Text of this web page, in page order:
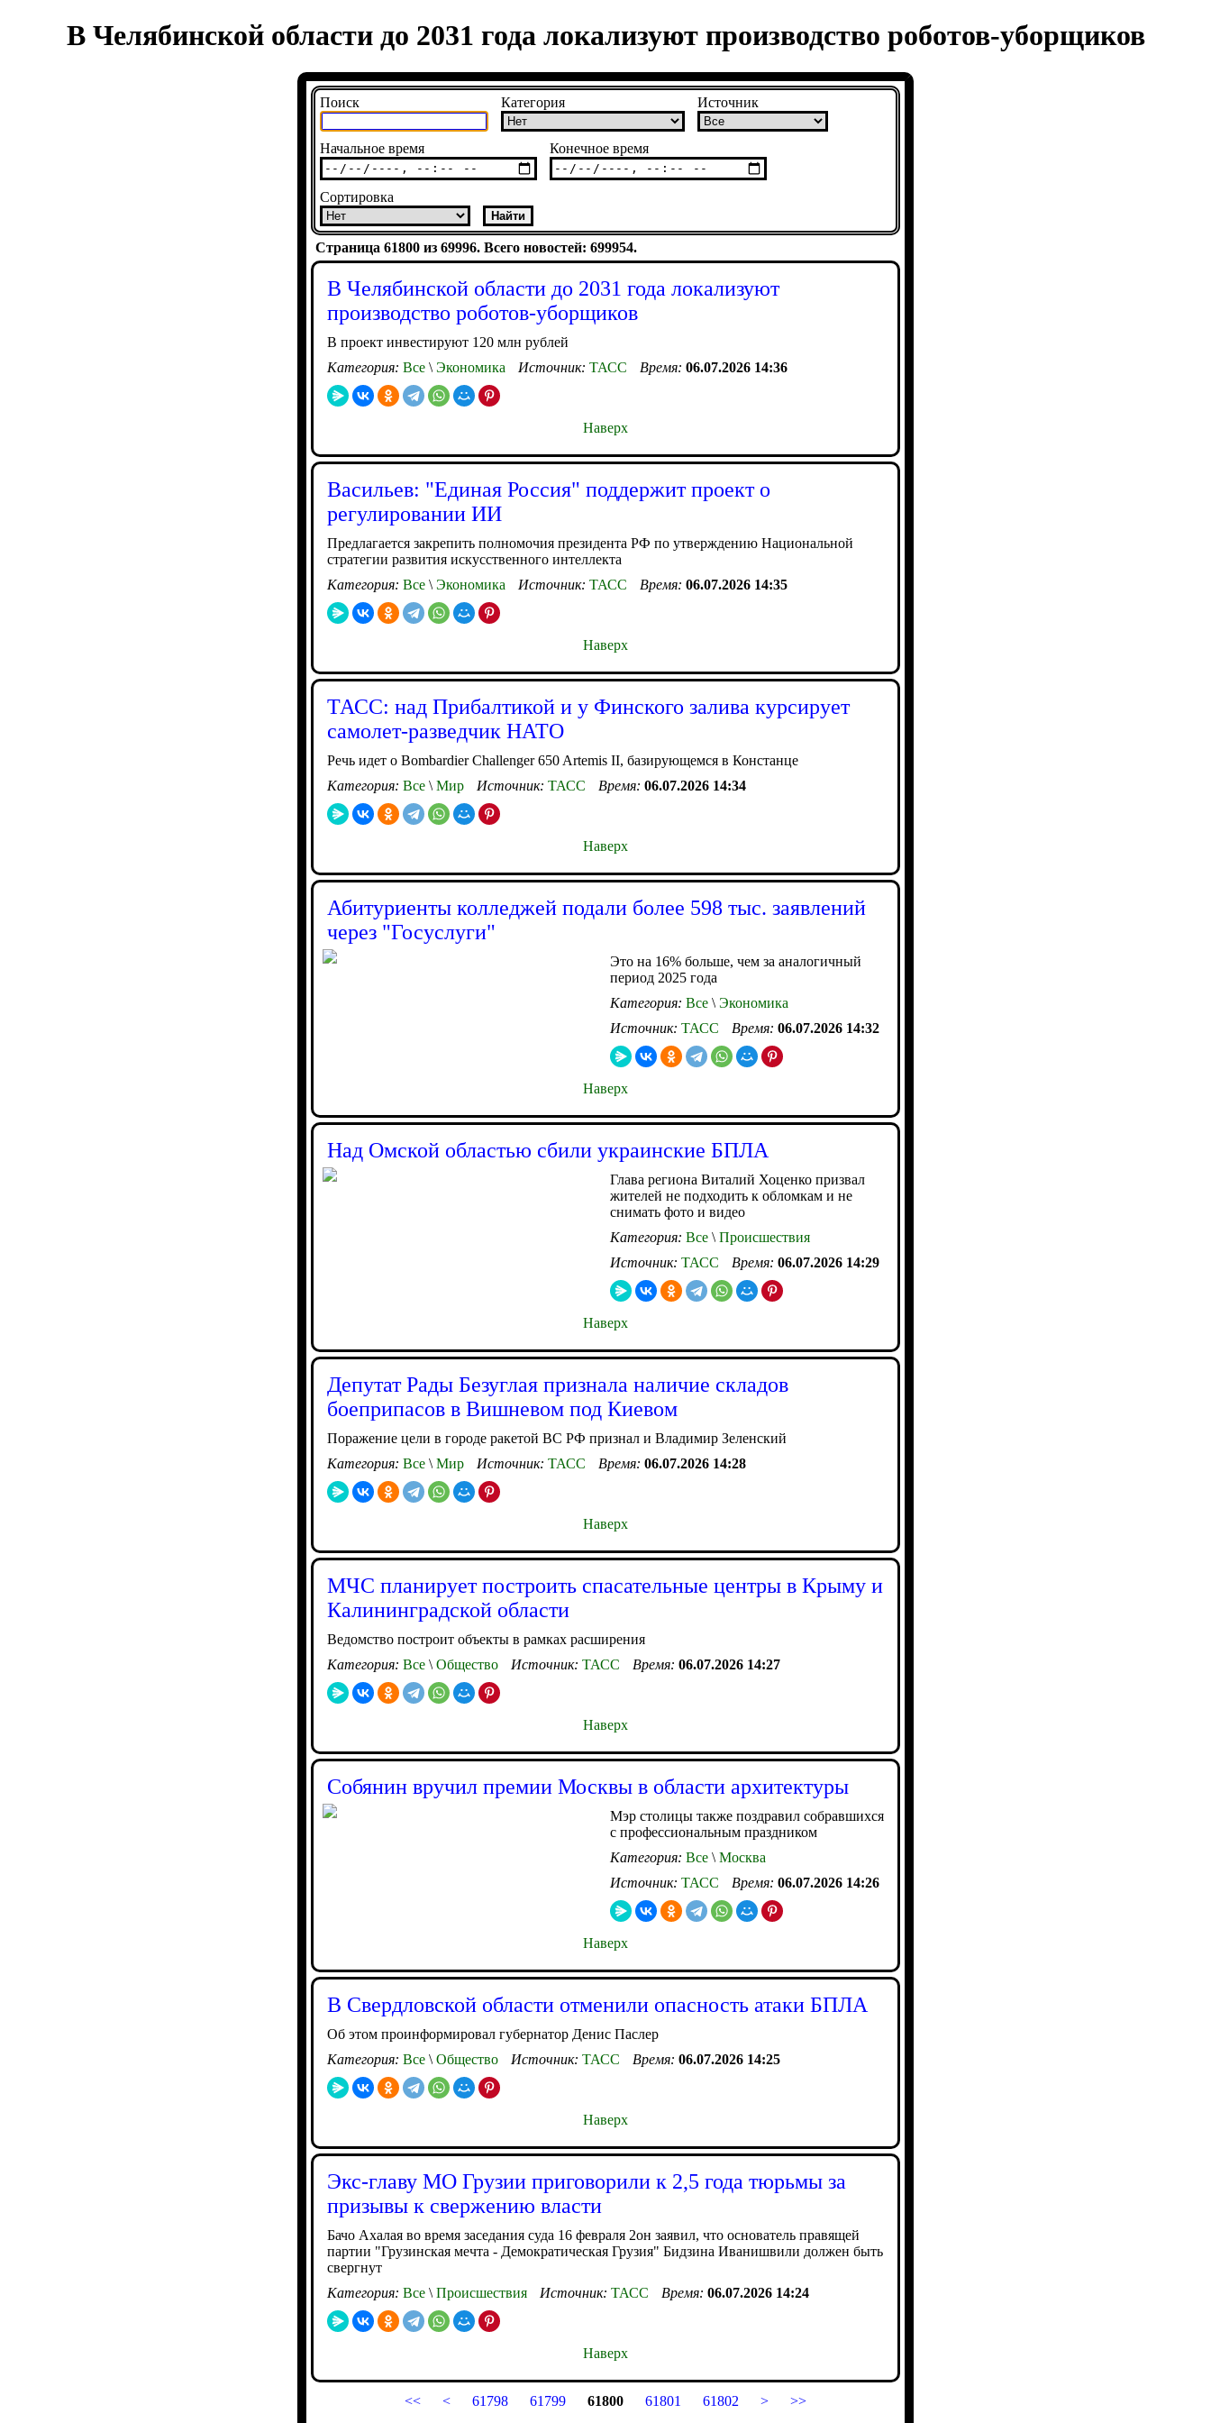
В Челябинской области до 2031 года локализуют производство роботов-уборщиков
Поиск Категория Источник
Начальное время Конечное время
Сортировка
Страница 61800 из 69996. Всего новостей: 699954.
В Челябинской области до 2031 года локализуют
производство роботов-уборщиков
В проект инвестируют 120 млн рублей
Категория: Все \ Экономика Источник: ТАСС Время: 06.07.2026 14:36
Наверх
Васильев: "Единая Россия" поддержит проект о
регулировании ИИ
Предлагается закрепить полномочия президента РФ по утверждению Национальной
стратегии развития искусственного интеллекта
Категория: Все \ Экономика Источник: ТАСС Время: 06.07.2026 14:35
Наверх
ТАСС: над Прибалтикой и у Финского залива курсирует
самолет-разведчик НАТО
Речь идет о Bombardier Challenger 650 Artemis II, базирующемся в Констанце
Категория: Все \ Мир Источник: ТАСС Время: 06.07.2026 14:34
Наверх
Абитуриенты колледжей подали более 598 тыс. заявлений
через "Госуслуги"
Это на 16% больше, чем за аналогичный
период 2025 года
Категория: Все \ Экономика
Источник: ТАСС Время: 06.07.2026 14:32
Наверх
Над Омской областью сбили украинские БПЛА
Глава региона Виталий Хоценко призвал
жителей не подходить к обломкам и не
снимать фото и видео
Категория: Все \ Происшествия
Источник: ТАСС Время: 06.07.2026 14:29
Наверх
Депутат Рады Безуглая признала наличие складов
боеприпасов в Вишневом под Киевом
Поражение цели в городе ракетой ВС РФ признал и Владимир Зеленский
Категория: Все \ Мир Источник: ТАСС Время: 06.07.2026 14:28
Наверх
МЧС планирует построить спасательные центры в Крыму и
Калининградской области
Ведомство построит объекты в рамках расширения
Категория: Все \ Общество Источник: ТАСС Время: 06.07.2026 14:27
Наверх
Собянин вручил премии Москвы в области архитектуры
Мэр столицы также поздравил собравшихся
с профессиональным праздником
Категория: Все \ Москва
Источник: ТАСС Время: 06.07.2026 14:26
Наверх
В Свердловской области отменили опасность атаки БПЛА
Об этом проинформировал губернатор Денис Паслер
Категория: Все \ Общество Источник: ТАСС Время: 06.07.2026 14:25
Наверх
Экс-главу МО Грузии приговорили к 2,5 года тюрьмы за
призывы к свержению власти
Бачо Ахалая во время заседания суда 16 февраля 2он заявил, что основатель правящей
партии "Грузинская мечта - Демократическая Грузия" Бидзина Иванишвили должен быть
свергнут
Категория: Все \ Происшествия Источник: ТАСС Время: 06.07.2026 14:24
Наверх
<< < 61798 61799 61800 61801 61802 >
>>